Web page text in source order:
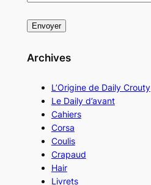
Archives
L’Origine de Daily Crouty
Le Daily d’avant
Cahiers
Corsa
Coulis
Crapaud
Hair
Livrets